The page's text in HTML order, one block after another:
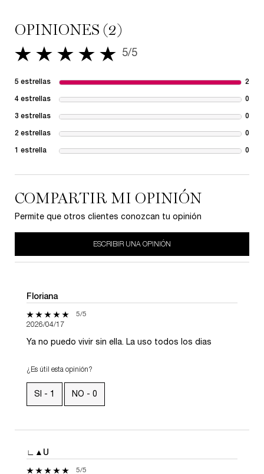
OPINIONES (2)
5 de 5 estrellas. 5/5
5 estrellas 2
4 estrellas 0
3 estrellas 0
2 estrellas 0
1 estrella 0
COMPARTIR MI OPINIÓN
Permite que otros clientes conozcan tu opinión
ESCRIBIR UNA OPINIÓN
Floriana
5 de 5 estrellas.5/5
2026/04/17
Ya no puedo vivir sin ella. La uso todos los dias
¿Es útil esta opinión?
SI - 1 NO - 0
∟▲U
5 de 5 estrellas.5/5